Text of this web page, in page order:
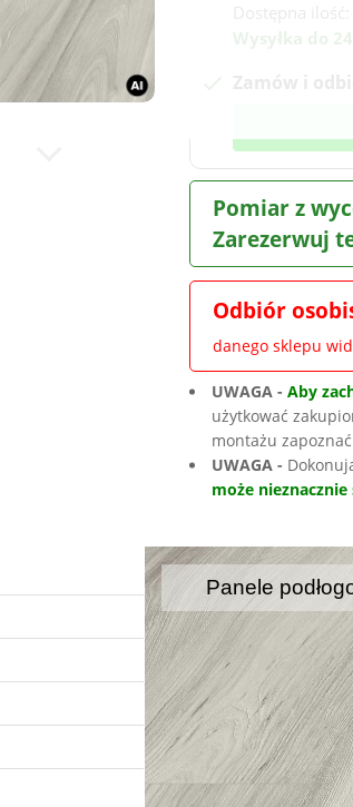
Pomiar z
Zarezerwuj
Odbiór
danego sklepu
UWAGA -Aby
użytkować
montażu
UWAGA -
może nieznacznie
Panele